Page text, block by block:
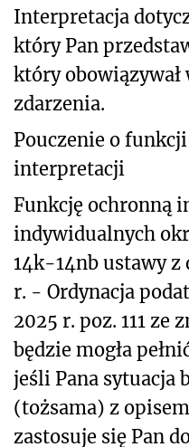
Interpretacja
który Pan
który
zdarzenia.
Pouczenie o
interpretacji
Funkcję ochronną
indywidualnych
14k-14nb ustawy z
r. - Ordynacja
2025 r. poz. 111 ze
będzie mogła
jeśli Pana sytuacja
(tożsama) z
zastosuje się Pan